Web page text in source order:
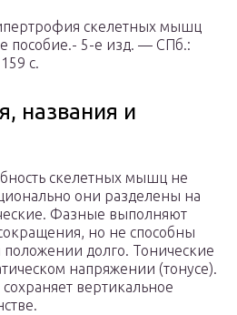
скелетных мышц
пособие.- 5-е изд. — СПб.:
с.
названия и
скелетных мышц не
они разделены на
Фазные выполняют
но не способны
положении долго. Тонические
напряжении (тонусе).
вертикальное